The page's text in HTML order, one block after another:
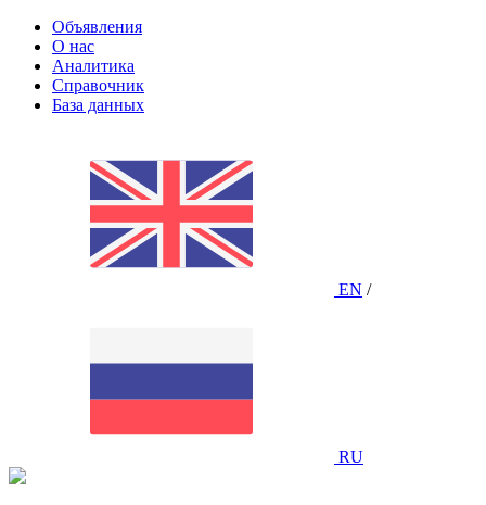
Объявления
О нас
Аналитика
Справочник
База данных
EN /
RU